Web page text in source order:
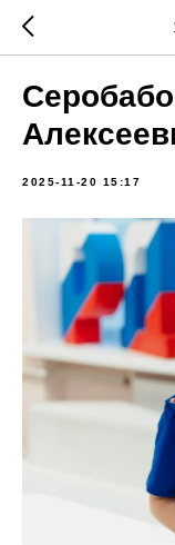
2025-11-20 15:17